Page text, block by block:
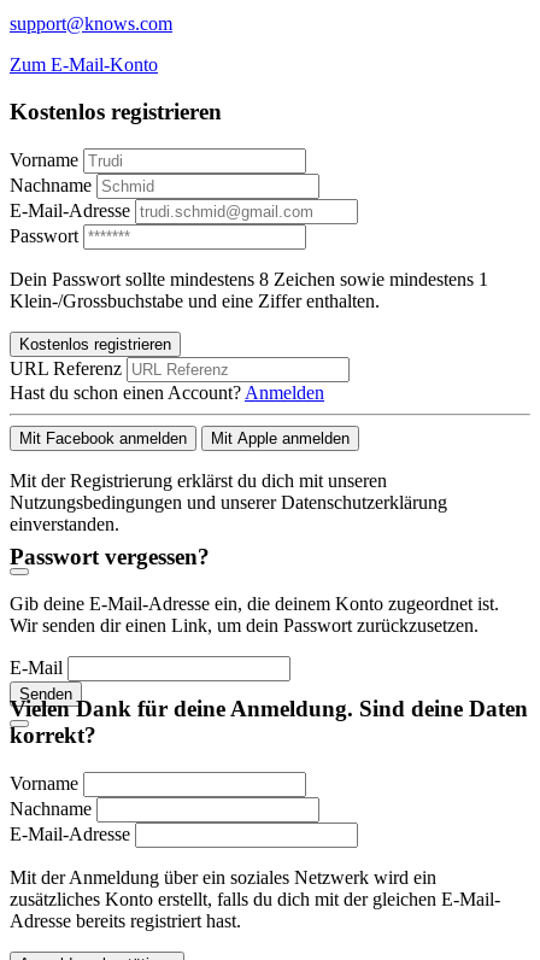
support@knows.com
Zum E-Mail-Konto
Kostenlos registrieren
Vorname
Nachname
E-Mail-Adresse
Passwort
Dein Passwort sollte mindestens 8 Zeichen sowie mindestens 1
Klein-/Grossbuchstabe und eine Ziffer enthalten.
Kostenlos registrieren
URL Referenz
Hast du schon einen Account? Anmelden
Mit Facebook anmelden Mit Apple anmelden
Mit der Registrierung erklärst du dich mit unseren
Nutzungsbedingungen und unserer Datenschutzerklärung
einverstanden.
Passwort vergessen?
Gib deine E-Mail-Adresse ein, die deinem Konto zugeordnet ist.
Wir senden dir einen Link, um dein Passwort zurückzusetzen.
E-Mail
Senden
Vielen Dank für deine Anmeldung. Sind deine Daten
korrekt?
Vorname
Nachname
E-Mail-Adresse
Mit der Anmeldung über ein soziales Netzwerk wird ein
zusätzliches Konto erstellt, falls du dich mit der gleichen E-Mail-
Adresse bereits registriert hast.